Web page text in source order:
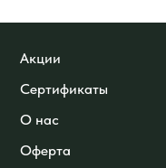
Акции
Сертификаты
О нас
Оферта